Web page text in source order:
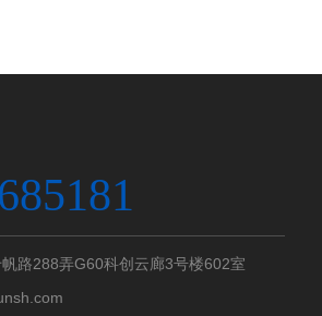
帆路288弄G60科创云廊3号楼602室